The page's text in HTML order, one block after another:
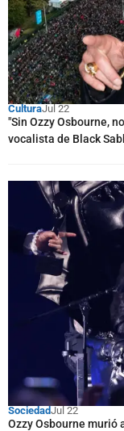
CulturaJul 22
"Sin Ozzy Osbourne,
vocalista de Black
SociedadJul 22
Ozzy Osbourne murió